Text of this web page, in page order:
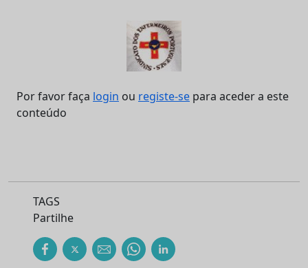
Por favor faça login ou registe-se para aceder a este
conteúdo
TAGS
Partilhe